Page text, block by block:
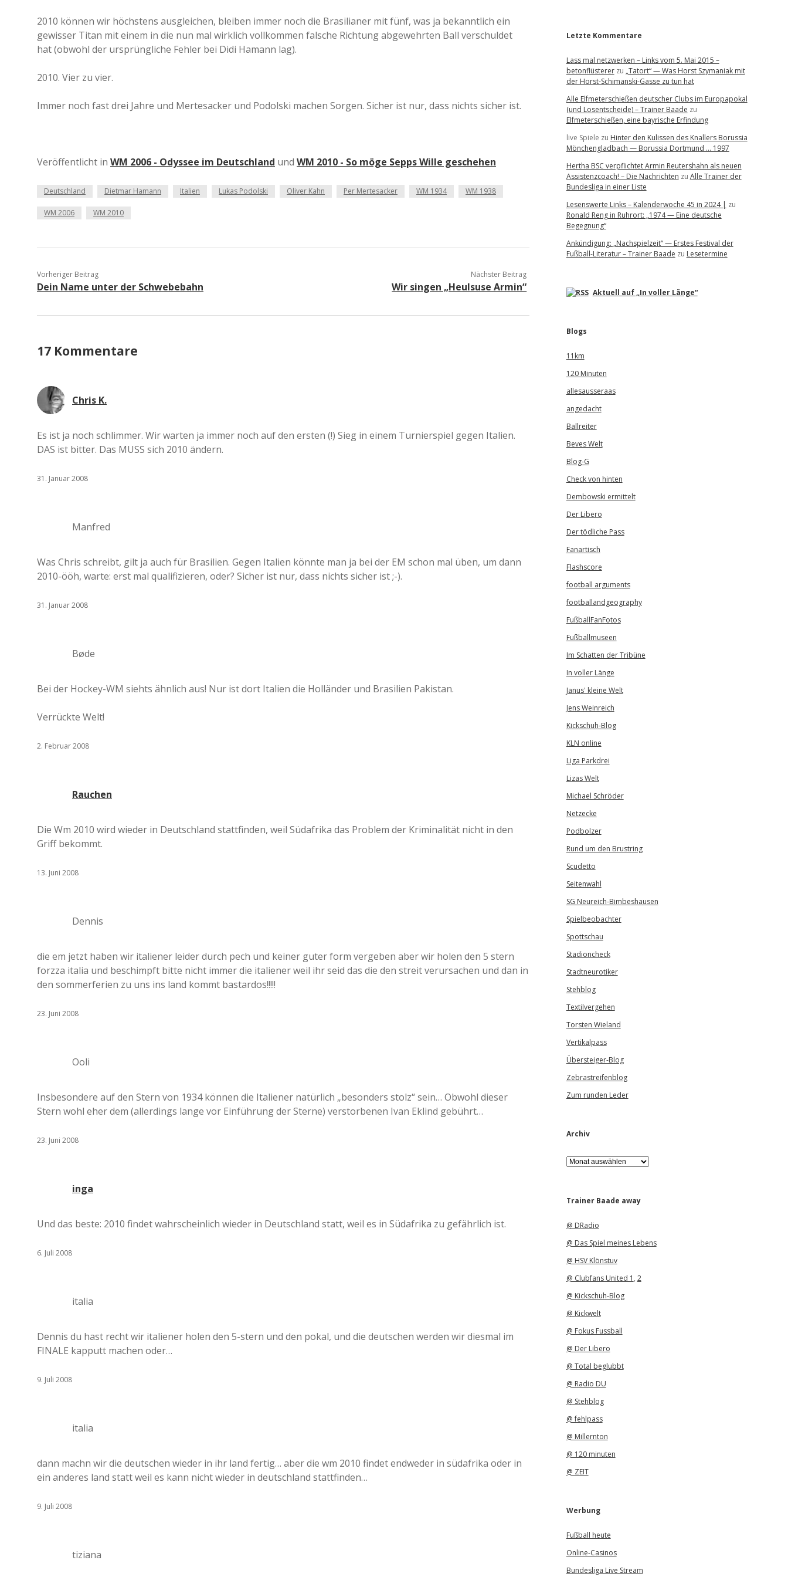
a
d
2010 können wir höchstens ausgleichen, bleiben immer noch die Brasilianer mit fünf, was ja bekanntlich ein
gewisser Titan mit einem in die nun mal wirklich vollkommen falsche Richtung abgewehrten Ball verschuldet
hat (obwohl der ursprüngliche Fehler bei Didi Hamann lag).
2010. Vier zu vier.
Immer noch fast drei Jahre und Mertesacker und Podolski machen Sorgen. Sicher ist nur, dass nichts sicher ist.
Veröffentlicht in WM 2006 - Odyssee im Deutschland und WM 2010 - So möge Sepps Wille geschehen
Deutschland Dietmar Hamann Italien Lukas Podolski Oliver Kahn Per Mertesacker WM 1934 WM 1938
WM 2006 WM 2010
Vorheriger Beitrag
Dein Name unter der Schwebebahn
Nächster Beitrag
Wir singen „Heulsuse Armin“
17 Kommentare
Chris K.
Es ist ja noch schlimmer. Wir warten ja immer noch auf den ersten (!) Sieg in einem Turnierspiel gegen Italien.
DAS ist bitter. Das MUSS sich 2010 ändern.
31. Januar 2008
Manfred
Was Chris schreibt, gilt ja auch für Brasilien. Gegen Italien könnte man ja bei der EM schon mal üben, um dann
2010-ööh, warte: erst mal qualifizieren, oder? Sicher ist nur, dass nichts sicher ist ;-).
31. Januar 2008
Bøde
Bei der Hockey-WM siehts ähnlich aus! Nur ist dort Italien die Holländer und Brasilien Pakistan.
Verrückte Welt!
2. Februar 2008
Rauchen
Die Wm 2010 wird wieder in Deutschland stattfinden, weil Südafrika das Problem der Kriminalität nicht in den
Griff bekommt.
13. Juni 2008
Dennis
die em jetzt haben wir italiener leider durch pech und keiner guter form vergeben aber wir holen den 5 stern
forzza italia und beschimpft bitte nicht immer die italiener weil ihr seid das die den streit verursachen und dan in
den sommerferien zu uns ins land kommt bastardos!!!!!
23. Juni 2008
Ooli
Insbesondere auf den Stern von 1934 können die Italiener natürlich „besonders stolz“ sein… Obwohl dieser
Stern wohl eher dem (allerdings lange vor Einführung der Sterne) verstorbenen Ivan Eklind gebührt…
23. Juni 2008
inga
Und das beste: 2010 findet wahrscheinlich wieder in Deutschland statt, weil es in Südafrika zu gefährlich ist.
6. Juli 2008
italia
Dennis du hast recht wir italiener holen den 5-stern und den pokal, und die deutschen werden wir diesmal im
FINALE kapputt machen oder…
9. Juli 2008
italia
dann machn wir die deutschen wieder in ihr land fertig… aber die wm 2010 findet endweder in südafrika oder in
ein anderes land statt weil es kann nicht wieder in deutschland stattfinden…
9. Juli 2008
tiziana
Letzte Kommentare
Lass mal netzwerken – Links vom 5. Mai 2015 –
betonflüstererzu „Tatort“ — Was Horst Szymaniak mit
der Horst-Schimanski-Gasse zu tun hat
Alle Elfmeterschießen deutscher Clubs im Europapokal
(und Losentscheide) – Trainer Baade zu
Elfmeterschießen, eine bayrische Erfindung
live Spiele zu Hinter den Kulissen des Knallers Borussia
Mönchengladbach — Borussia Dortmund … 1997
Hertha BSC verpflichtet Armin Reutershahn als neuen
Assistenzcoach! – Die Nachrichten zu Alle Trainer der
Bundesliga in einer Liste
Lesenswerte Links – Kalenderwoche 45 in 2024 | zu
Ronald Reng in Ruhrort: „1974 — Eine deutsche
Begegnung“
Ankündigung: „Nachspielzeit“ — Erstes Festival der
Fußball-Literatur – Trainer Baade zu Lesetermine
Aktuell auf „In voller Länge“
Blogs
11km
120 Minuten
allesausseraas
angedacht
Ballreiter
Beves Welt
Blog-G
Check von hinten
Dembowski ermittelt
Der Libero
Der tödliche Pass
Fanartisch
Flashscore
football arguments
footballandgeography
FußballFanFotos
Fußballmuseen
Im Schatten der Tribüne
In voller Länge
Janus' kleine Welt
Jens Weinreich
Kickschuh-Blog
KLN online
Liga Parkdrei
Lizas Welt
Michael Schröder
Netzecke
Podbolzer
Rund um den Brustring
Scudetto
Seitenwahl
SG Neureich-Bimbeshausen
Spielbeobachter
Spottschau
Stadioncheck
Stadtneurotiker
Stehblog
Textilvergehen
Torsten Wieland
Vertikalpass
Übersteiger-Blog
Zebrastreifenblog
Zum runden Leder
Archiv
A
r
iTrainer Baade away
@ DRadio
@ Das Spiel meines Lebens
@ HSV Klönstuv
@ Clubfans United 1 , 2
@ Kickschuh-Blog
@ Kickwelt
@ Fokus Fussball
@ Der Libero
@ Total beglubbt
@ Radio DU
@ Stehblog
@ fehlpass
@ Millernton
@ 120 minuten
@ ZEIT
Werbung
Fußball heute
Online-Casinos
Bundesliga Live Stream